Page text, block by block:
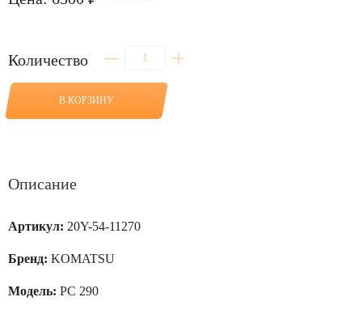
Количество
Количество
заднее
В КОРЗИНУ
Описание
Артикул: 20Y-54-11270
Бренд: KOMATSU
Модель: PC 290